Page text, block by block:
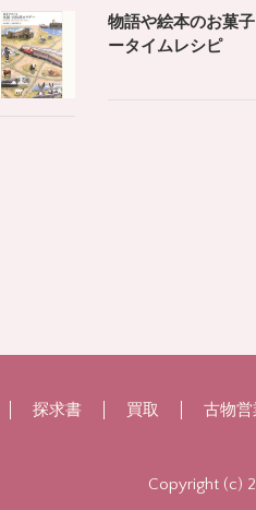
物語や絵本のお菓
ータイムレシピ
探求書 買取 古物
Copyright (c)